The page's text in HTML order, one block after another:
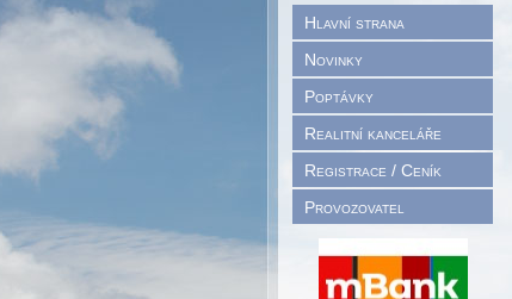
Hlavní strana
Novinky
Poptávky
Realitní kanceláře
Registrace / Ceník
Provozovatel